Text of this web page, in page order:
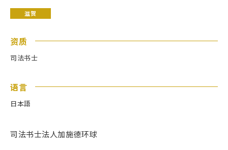
滋贺
资质
司法书士
语言
日本語
司法书士法人加施德环球